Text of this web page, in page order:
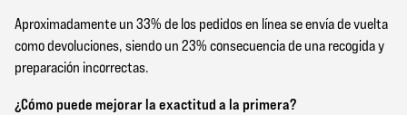
Aproximadamente un 33% de los pedidos en línea se envía de vuelta
como devoluciones, siendo un 23% consecuencia de una recogida y
preparación incorrectas.
¿Cómo puede mejorar la exactitud a la primera?